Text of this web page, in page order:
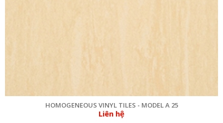
HOMOGENEOUS VINYL TILES - MODEL A 25
Liên hệ